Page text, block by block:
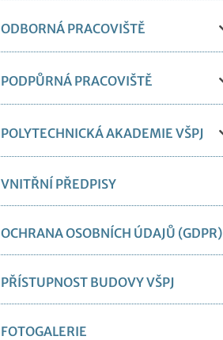
ODBORNÁ PRACOVIŠTĚ
PODPŮRNÁ PRACOVIŠTĚ
POLYTECHNICKÁ AKADEMIE VŠPJ
VNITŘNÍ PŘEDPISY
OCHRANA OSOBNÍCH ÚDAJŮ (GDPR)
PŘÍSTUPNOST BUDOVY VŠPJ
FOTOGALERIE